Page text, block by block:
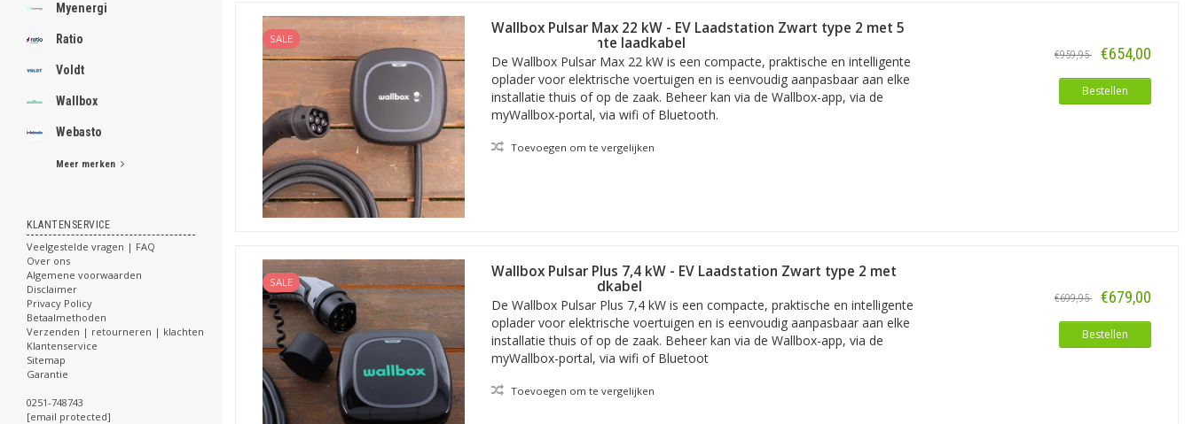
Myenergi
Ratio
Voldt
Wallbox
Webasto
Meer merken
KLANTENSERVICE
Veelgestelde vragen | FAQ
Over ons
Algemene voorwaarden
Disclaimer
Privacy Policy
Betaalmethoden
Verzenden | retourneren | klachten
Klantenservice
Sitemap
Garantie
0251-748743
[email protected]
SALE
Wallbox Pulsar Max 22 kW - EV Laadstation Zwart type 2 met 5
meter vaste rechte laadkabel
De Wallbox Pulsar Max 22 kW is een compacte, praktische en intelligente
oplader voor elektrische voertuigen en is eenvoudig aanpasbaar aan elke
installatie thuis of op de zaak. Beheer kan via de Wallbox-app, via de
myWallbox-portal, via wifi of Bluetooth.
Toevoegen om te vergelijken
€959,95 €654,00
Bestellen
SALE
Wallbox Pulsar Plus 7,4 kW - EV Laadstation Zwart type 2 met
vaste rechte laadkabel
De Wallbox Pulsar Plus 7,4 kW is een compacte, praktische en intelligente
oplader voor elektrische voertuigen en is eenvoudig aanpasbaar aan elke
installatie thuis of op de zaak. Beheer kan via de Wallbox-app, via de
myWallbox-portal, via wifi of Bluetoot
Toevoegen om te vergelijken
€699,95 €679,00
Bestellen